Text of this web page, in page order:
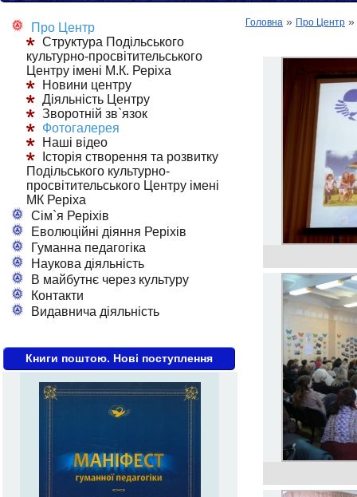
Про Центр
Структура Подільського
культурно-просвітительського
Центру імені М.К. Реріха
Новини центру
Діяльність Центру
Зворотній зв`язок
Фотогалерея
Наші відео
Історія створення та розвитку
Подільського культурно-
просвітительського Центру імені
МК Реріха
Сім`я Реріхів
Еволюційні діяння Реріхів
Гуманна педагогіка
Наукова діяльність
В майбутнє через культуру
Контакти
Видавнича діяльність
Книги поштою. Нові поступлення
Головна » Про Центр »